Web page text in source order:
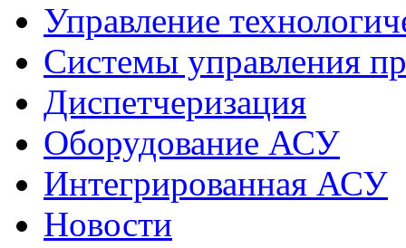
Управление
Системы управления
Диспетчеризация
Оборудование АСУ
Интегрированная АСУ
Новости